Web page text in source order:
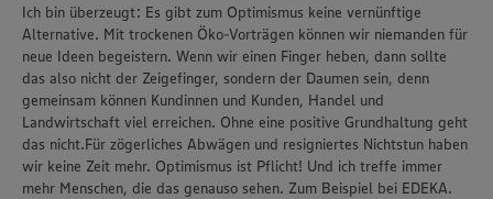
Ich bin überzeugt: Es gibt zum Optimismus keine vernünftige
Alternative. Mit trockenen Öko-Vorträgen können wir niemanden für
neue Ideen begeistern. Wenn wir einen Finger heben, dann sollte
das also nicht der Zeigefinger, sondern der Daumen sein, denn
gemeinsam können Kundinnen und Kunden, Handel und
Landwirtschaft viel erreichen. Ohne eine positive Grundhaltung geht
das nicht.Für zögerliches Abwägen und resigniertes Nichtstun haben
wir keine Zeit mehr. Optimismus ist Pflicht! Und ich treffe immer
mehr Menschen, die das genauso sehen. Zum Beispiel bei EDEKA.